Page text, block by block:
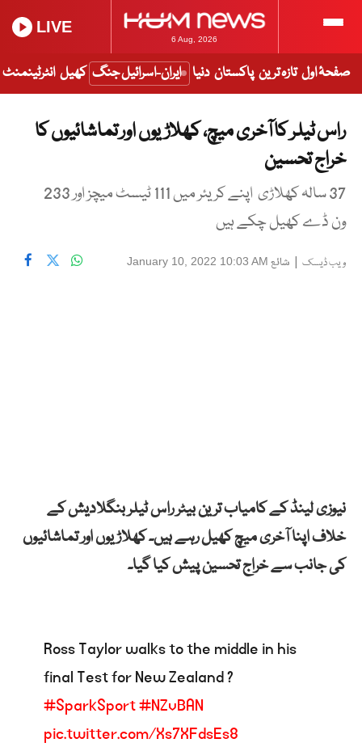
6 Aug, 2026
LIVE
صفحۂ اول تازہ ترین پاکستان دنیا ایران-اسرائیل جنگ کھیل انٹرٹینمنٹ
راس ٹیلر کا آخری میچ، کھلاڑیوں اور تماشائیوں کا
خراج تحسین
37 سالہ کھلاڑی اپنے کریئر میں 111 ٹیسٹ میچز اور 233
ون ڈے کھیل چکے ہیں
ویب ڈیسک | شائع January 10, 2022 10:03 AM
نیوزی لینڈ کے کامیاب ترین بیٹر راس ٹیلر بنگلادیش کے
خلاف اپنا آخری میچ کھیل رہے ہیں۔ کھلاڑیوں اور تماشائیوں
کی جانب سے خراج تحسین پیش کیا گیا۔
Ross Taylor walks to the middle in his
final Test for New Zealand ?
#SparkSport#NZvBAN
pic.twitter.com/Xs7XFdsEs8